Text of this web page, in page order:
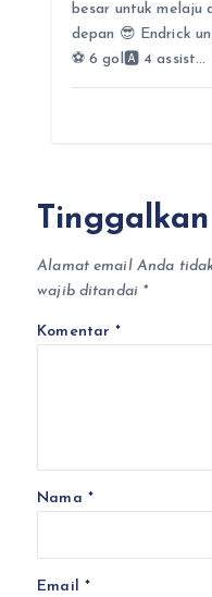
besar untuk melaju
depan 😎 Endrick
⚽ 6 gol🅰️ 4 assist…
Alamat email Anda
wajib ditandai *
Komentar*
Nama *
Email *